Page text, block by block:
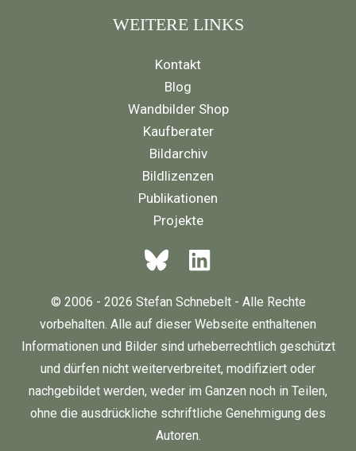
WEITERE LINKS
Kontakt
Blog
Wandbilder Shop
Kaufberater
Bildarchiv
Bildlizenzen
Publikationen
Projekte
© 2006 - 2026 Stefan Schnebelt - Alle Rechte
vorbehalten. Alle auf dieser Webseite enthaltenen
Informationen und Bilder sind urheberrechtlich geschützt
und dürfen nicht weiterverbreitet, modifiziert oder
nachgebildet werden, weder im Ganzen noch in Teilen,
ohne die ausdrückliche schriftliche Genehmigung des
Autoren.